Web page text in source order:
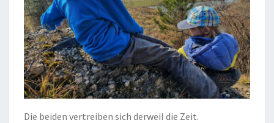
Die beiden vertreiben sich derweil die Zeit.